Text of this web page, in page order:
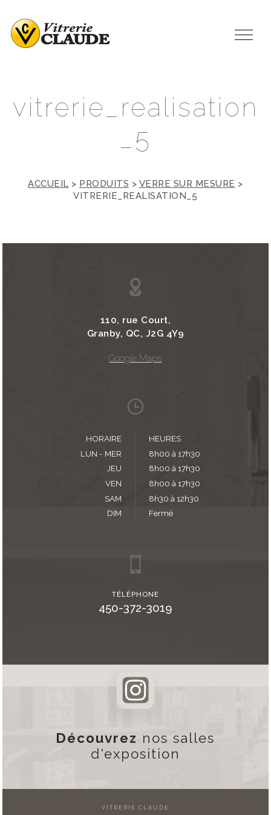
vitrerie realisation
5
ACCUEIL > PRODUITS > VERRE SUR MESURE >
VITRERIE_REALISATION_5
110, rue Court,
Granby, QC, J2G 4Y9
Google Maps
HORAIRE
HEURES
LUN - MER
8h00 à 17h30
JEU
8h00 à 17h30
VEN
8h00 à 17h30
SAM
8h30 à 12h30
DIM
Fermé
TÉLÉPHONE
450-372-3019
Découvrez nos salles
d'exposition
VITRERIE CLAUDE